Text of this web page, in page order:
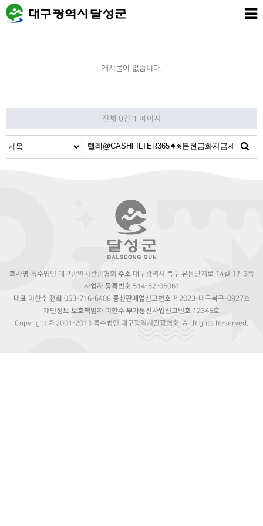
게시물이 없습니다.
전체 0건 1 페이지
회사명 특수법인 대구광역시관광협회 주소대구광역시 북구 유통단지로 14길 17, 3층
사업자 등록번호514-82-06061
대표이한수 전화053-716-6408 통신판매업신고번호제2023-대구북구-0927호
개인정보 보호책임자 이한수 부가통신사업신고번호 12345호
Copyright © 2001-2013 특수법인 대구광역시관광협회. All Rights Reserved.